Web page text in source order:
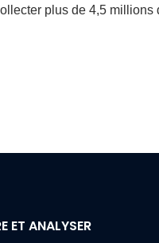
plus de 4,5 millions
ET ANALYSER